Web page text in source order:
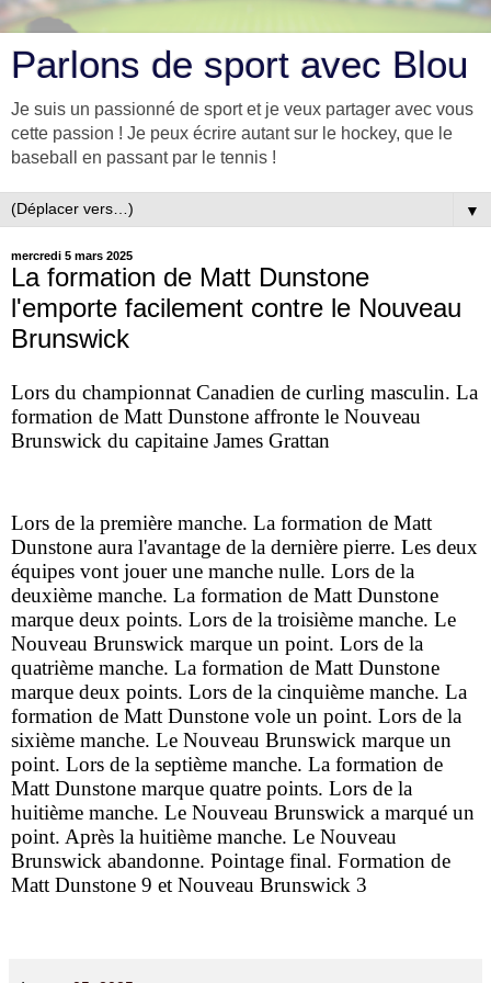
Parlons de sport avec Blou
Je suis un passionné de sport et je veux partager avec vous
cette passion ! Je peux écrire autant sur le hockey, que le
baseball en passant par le tennis !
▼
mercredi 5 mars 2025
La formation de Matt Dunstone
l'emporte facilement contre le Nouveau
Brunswick
Lors du championnat Canadien de curling masculin. La
formation de Matt Dunstone affronte le Nouveau
Brunswick du capitaine James Grattan
Lors de la première manche. La formation de Matt
Dunstone aura l'avantage de la dernière pierre. Les deux
équipes vont jouer une manche nulle. Lors de la
deuxième manche. La formation de Matt Dunstone
marque deux points. Lors de la troisième manche. Le
Nouveau Brunswick marque un point. Lors de la
quatrième manche. La formation de Matt Dunstone
marque deux points. Lors de la cinquième manche. La
formation de Matt Dunstone vole un point. Lors de la
sixième manche. Le Nouveau Brunswick marque un
point. Lors de la septième manche. La formation de
Matt Dunstone marque quatre points. Lors de la
huitième manche. Le Nouveau Brunswick a marqué un
point. Après la huitième manche. Le Nouveau
Brunswick abandonne. Pointage final. Formation de
Matt Dunstone 9 et Nouveau Brunswick 3